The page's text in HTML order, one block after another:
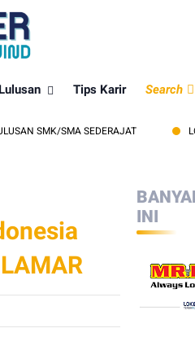
Lulusan Tips Karir Search
SMA SEDERAJAT
INI